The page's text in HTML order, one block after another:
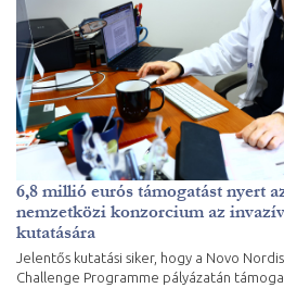
6,8 millió eurós támogatást nyert
nemzetközi konzorcium az
kutatására
Jelentős kutatási siker, hogy a Novo
Challenge Programme pályázatán